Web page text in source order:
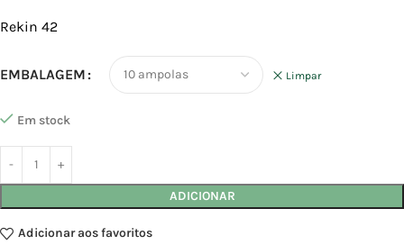
Rekin 42
EMBALAGEM Limpar
Em stock
ADICIONAR
Adicionar aos favoritos